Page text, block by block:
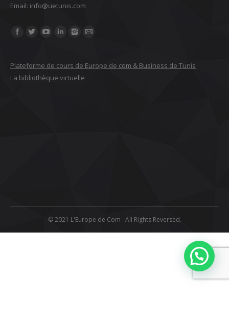
Email: ‎info@uetunis.com
Find us on:
Plateforme de cours de Europe de com & Business de Tunis
La bibliothèque virtuelle
© 2021 L'Europe de Com . All Rights Reversed.